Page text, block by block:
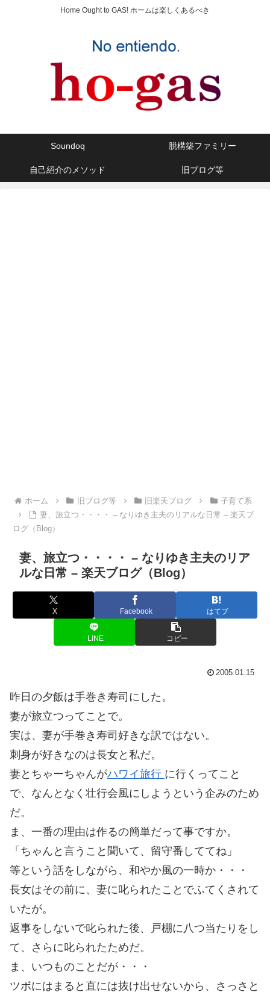
Home Ought to GAS! ホームは楽しくあるべき
Soundoq 脱構築ファミリー
自己紹介のメソッド 旧ブログ等
ホーム 旧ブログ等 旧楽天ブログ
子育て系
妻、旅立つ・・・・ – なりゆき主夫のリアルな日常 – 楽天ブ
ログ（Blog）
妻、旅立つ・・・・ – なりゆき主夫のリア
ルな日常 – 楽天ブログ（Blog）
X Facebook はてブ
LINE コピー
2005.01.15
昨日の夕飯は手巻き寿司にした。
妻が旅立つってことで。
実は、妻が手巻き寿司好きな訳ではない。
刺身が好きなのは長女と私だ。
妻とちゃーちゃんがハワイ旅行 に行くってこと
で、なんとなく壮行会風にしようという企みのため
だ。
ま、一番の理由は作るの簡単だって事ですか。
「ちゃんと言うこと聞いて、留守番しててね」
等という話をしながら、和やか風の一時か・・・
長女はその前に、妻に叱られたことでふてくされて
いたが。
返事をしないで叱られた後、戸棚に八つ当たりをし
て、さらに叱られたためだ。
ま、いつものことだが・・・
ツボにはまると直には抜け出せないから、さっさと